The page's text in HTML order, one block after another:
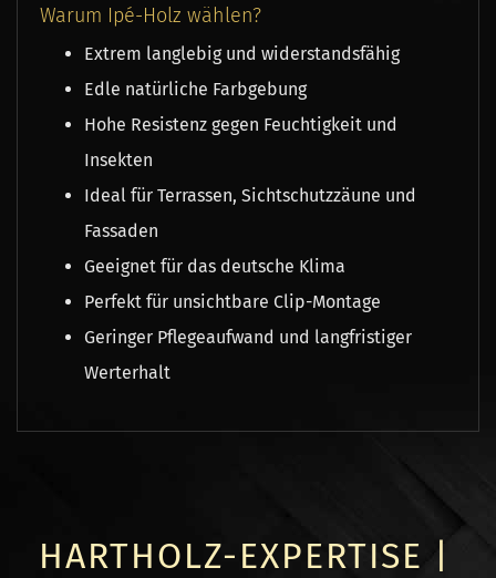
Warum Ipé-Holz wählen?
Extrem langlebig und widerstandsfähig
Edle natürliche Farbgebung
Hohe Resistenz gegen Feuchtigkeit und
Insekten
Ideal für Terrassen, Sichtschutzzäune und
Fassaden
Geeignet für das deutsche Klima
Perfekt für unsichtbare Clip-Montage
Geringer Pflegeaufwand und langfristiger
Werterhalt
HARTHOLZ-EXPERTISE |